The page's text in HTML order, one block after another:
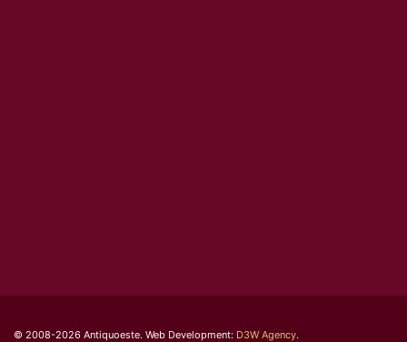
© 2008-2026 Antiquoeste. Web Development: D3W Agency.